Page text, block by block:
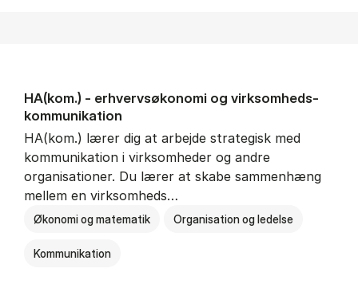
HA(kom.) - erhvervs­økonomi og virksomheds­
kommunikation
HA(kom.) lærer dig at arbejde strategisk med
kommunikation i virksomheder og andre
organisationer. Du lærer at skabe sammenhæng
mellem en virksomheds…
Økonomi og matematik Organisation og ledelse
Kommunikation